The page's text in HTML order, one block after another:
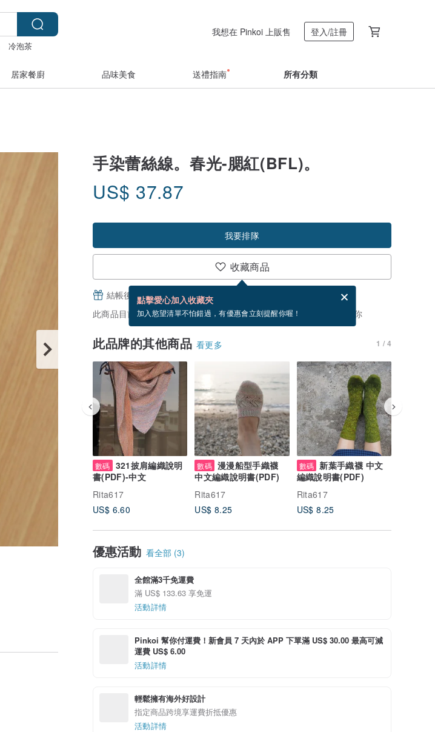
冷泡茶
我想在 Pinkoi 上販售 登入/註冊
居家餐廚 品味美食 送禮指南 所有分類
手染蕾絲線。春光-腮紅(BFL)。
US$ 37.87
我要排隊
收藏商品
點擊愛心加入收藏夾
加入慾望清單不怕錯過，有優惠會立刻提醒你喔！
結帳後填寫並分享，免費幫你寄送電子賀卡。
電子賀卡是什麼？
此商品目前沒現貨，你可以按「我要排隊」，當有貨會主動發信通知你
此品牌的其他商品 看更多 1 / 4
數碼 321披肩編織說明
書(PDF)-中文
Rita617
US$ 6.60
數碼 漫漫船型手織襪
中文編織說明書(PDF)
Rita617
US$ 8.25
數碼 新葉手織襪 中文
編織說明書(PDF)
Rita617
US$ 8.25
優惠活動 看全部 (3)
全館滿3千免運費
滿 US$ 133.63 享免運
活動詳情
Pinkoi 幫你付運費！新會員 7 天內於 APP 下單滿 US$ 30.00 最高可減
運費 US$ 6.00
活動詳情
輕鬆擁有海外好設計
指定商品跨境享運費折抵優惠
活動詳情